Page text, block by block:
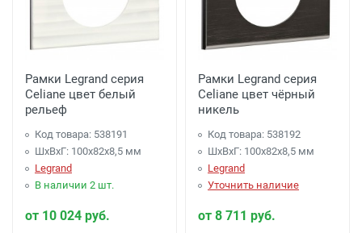
Рамки Legrand серия
Celiane цвет белый
рельеф
Код товара: 538191
ШхВхГ: 100x82x8,5 мм
Legrand
В наличии 2 шт.
от 10 024 руб.
Рамки Legrand серия
Celiane цвет чёрный
никель
Код товара: 538192
ШхВхГ: 100x82x8,5 мм
Legrand
Уточнить наличие
от 8 711 руб.